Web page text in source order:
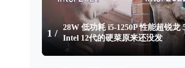
1 /
28W 低功耗 i5-1250P 性能超锐龙
Intel 12代的硬菜原来还没发